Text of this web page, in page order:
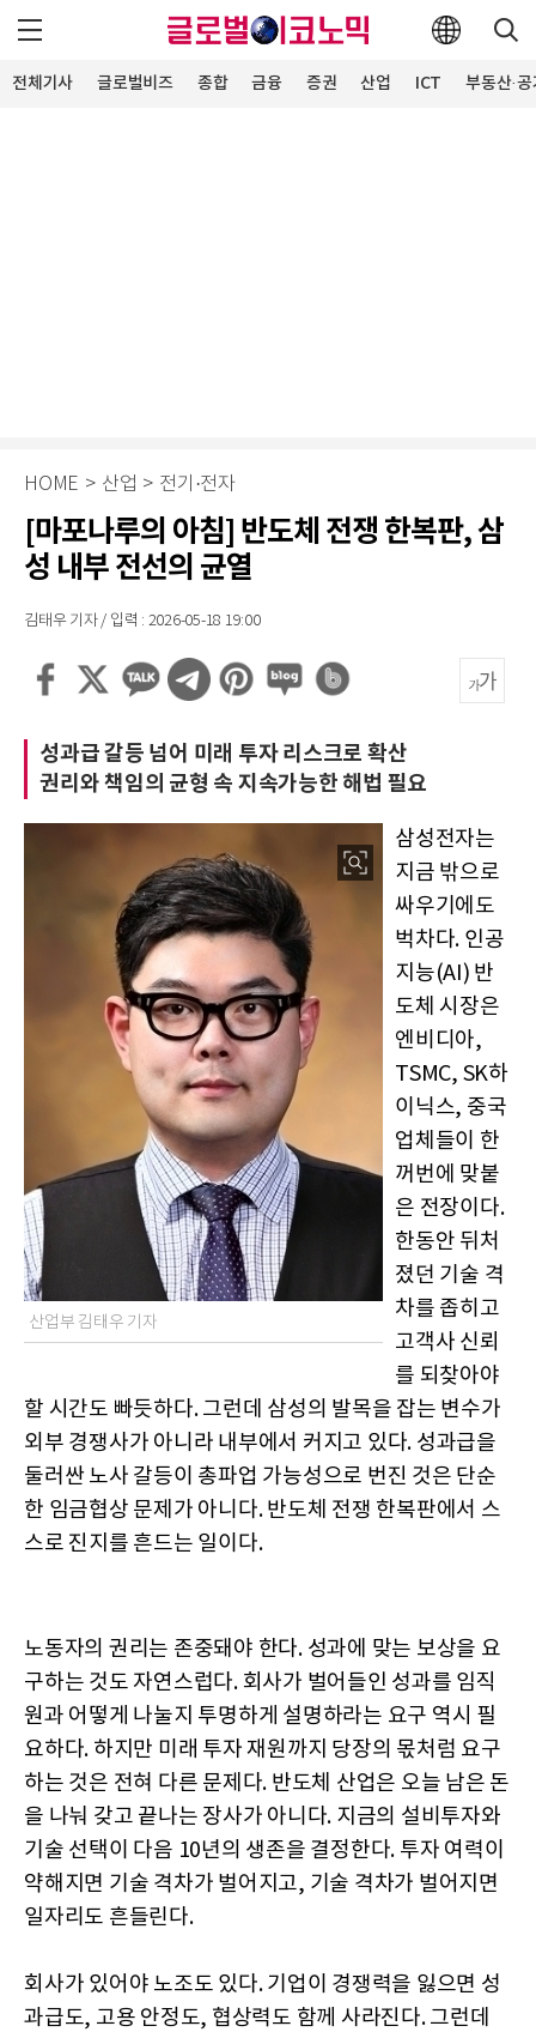
전체기사 글로벌비즈 종합 금융 증권 산업 ICT 부동산·
HOME > 산업 > 전기·전자
[마포나루의 아침] 반도체 전쟁 한복판, 삼
성 내부 전선의 균열
김태우 기자 / 입력 : 2026-05-18 19:00
성과급 갈등 넘어 미래 투자 리스크로 확산
권리와 책임의 균형 속 지속가능한 해법 필요
산업부 김태우 기자
삼성전자는
지금 밖으로
싸우기에도
벅차다. 인공
지능(AI) 반
도체 시장은
엔비디아,
TSMC, SK하
이닉스, 중국
업체들이 한
꺼번에 맞붙
은 전장이다.
한동안 뒤처
졌던 기술 격
차를 좁히고
고객사 신뢰
를 되찾아야
할 시간도 빠듯하다. 그런데 삼성의 발목을 잡는 변수가
외부 경쟁사가 아니라 내부에서 커지고 있다. 성과급을
둘러싼 노사 갈등이 총파업 가능성으로 번진 것은 단순
한 임금협상 문제가 아니다. 반도체 전쟁 한복판에서 스
스로 진지를 흔드는 일이다.
노동자의 권리는 존중돼야 한다. 성과에 맞는 보상을 요
구하는 것도 자연스럽다. 회사가 벌어들인 성과를 임직
원과 어떻게 나눌지 투명하게 설명하라는 요구 역시 필
요하다. 하지만 미래 투자 재원까지 당장의 몫처럼 요구
하는 것은 전혀 다른 문제다. 반도체 산업은 오늘 남은 돈
을 나눠 갖고 끝나는 장사가 아니다. 지금의 설비투자와
기술 선택이 다음 10년의 생존을 결정한다. 투자 여력이
약해지면 기술 격차가 벌어지고, 기술 격차가 벌어지면
일자리도 흔들린다.
회사가 있어야 노조도 있다. 기업이 경쟁력을 잃으면 성
과급도, 고용 안정도, 협상력도 함께 사라진다. 그런데